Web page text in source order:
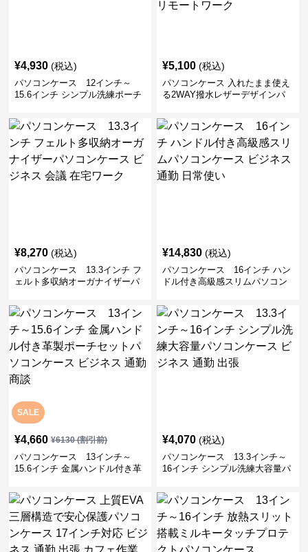
¥4,930 (税込)
パソコンケース 12インチ～
15.6インチ シンプル洗練ポーチ
勤 日常使い
¥5,100 (税込)
パソコンケース 入れたまま使え
る2WAY撥水レザーデザインパ
通勤 通学 出張 リモートワーク
¥8,270 (税込)
パソコンケース 13.3インチ フ
ェルト多収納オーガナイザーパ
宅ワーク
¥14,830 (税込)
パソコンケース 16インチ ハン
ドル付き高級感スリムパソコン
SALE
¥4,660 ¥6130(割引前)
パソコンケース 13インチ～
15.6インチ 金属ハンドル付き革
ビジネス 通勤 商談
¥4,070 (税込)
パソコンケース 13.3インチ～
16インチ シンプル洗練大容量パ
張